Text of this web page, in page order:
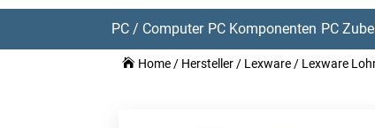
PC / Computer PC Komponenten PC
Home / Hersteller / Lexware / Lexware